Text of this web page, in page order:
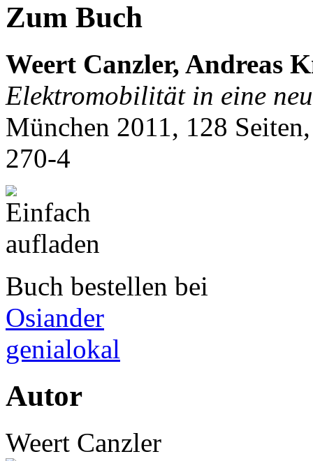
Zum Buch
Weert Canzler, Andreas
Elektromobilität in eine
München 2011, 128
270-4
Buch bestellen bei
Osiander
genialokal
Autor
Weert Canzler